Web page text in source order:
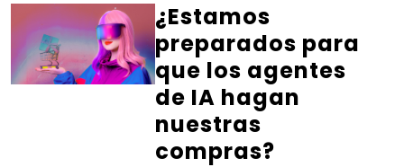
¿Estamos
preparados para
que los agentes
de IA hagan
nuestras
compras?